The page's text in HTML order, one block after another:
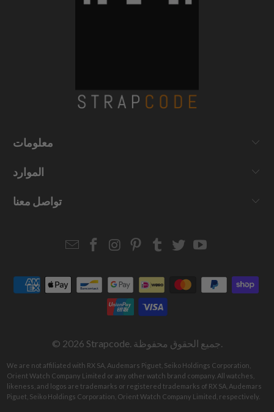
معلومات
الموارد
تواصل معنا
EmailStrapcode
Facebook
Strapcode
Instagram
Strapcode
Pinterest
Strapcode
Tumblr
Strapcode
TwitterYouTube
© 2026 Strapcode . جميع الحقوق محفوظة.
We are not affiliated with RX SA, Audemars Piguet, Seiko Holdings Corporation,
Orient Watch Company Limited or any other watch brand company. All watches,
likeness, and logos are trademarks or registered trademarks of RX SA, Audemars
Piguet, Seiko Holdings Corporation, Orient Watch Company Limited, respectively.